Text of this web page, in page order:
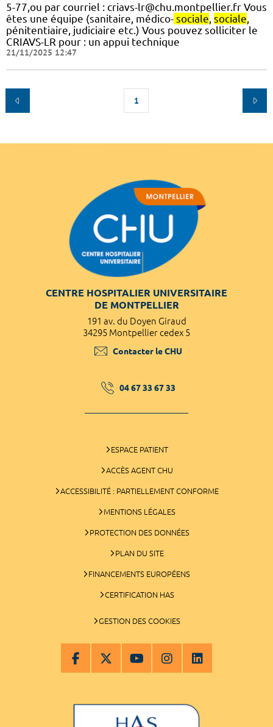
5-77,ou par courriel : criavs-lr@chu.montpellier.fr Vous
êtes une équipe (sanitaire, médico- sociale sociale
pénitentiaire, judiciaire etc.) Vous pouvez solliciter le
CRIAVS-LR pour : un appui technique
21/11/2025 12:47
1
CENTRE HOSPITALIER UNIVERSITAIRE
DE MONTPELLIER
191 av. du Doyen Giraud
34295 Montpellier cedex 5
Contacter le CHU
04 67 33 67 33
ESPACE PATIENT
ACCÈS AGENT CHU
ACCESSIBILITÉ : PARTIELLEMENT CONFORME
MENTIONS LÉGALES
PROTECTION DES DONNÉES
PLAN DU SITE
FINANCEMENTS EUROPÉENS
CERTIFICATION HAS
GESTION DES COOKIES